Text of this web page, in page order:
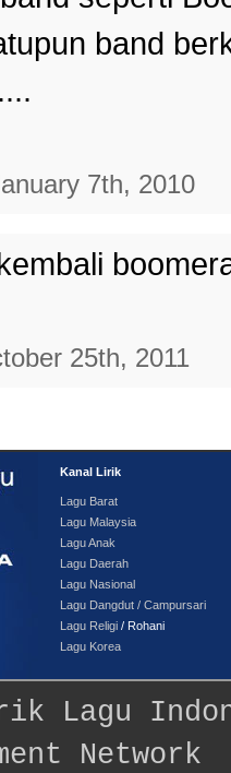
band
7th, 2010
25th, 2011
Kanal Lirik
Lagu Barat
Lagu Malaysia
Lagu Anak
Lagu Daerah
Lagu Nasional
Lagu Dangdut / Campursari
Lagu Religi / Rohani
Lagu Korea
Lagu
Network